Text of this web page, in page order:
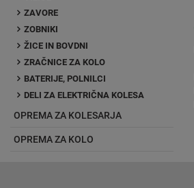
ZAVORE
ZOBNIKI
ŽICE IN BOVDNI
ZRAČNICE ZA KOLO
BATERIJE, POLNILCI
DELI ZA ELEKTRIČNA KOLESA
OPREMA ZA KOLESARJA
OPREMA ZA KOLO